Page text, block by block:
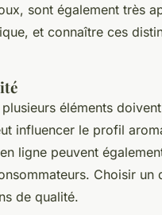
sont également très
et connaître ces
plusieurs éléments
influencer le profil
ligne peuvent
Choisir un
de qualité.